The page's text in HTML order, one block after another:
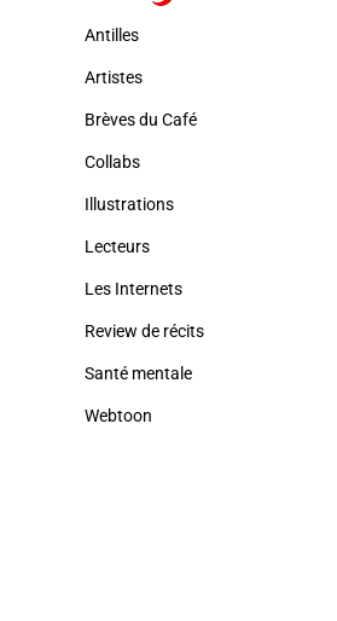
Antilles
Artistes
Brèves du Café
Collabs
Illustrations
Lecteurs
Les Internets
Review de récits
Santé mentale
Webtoon